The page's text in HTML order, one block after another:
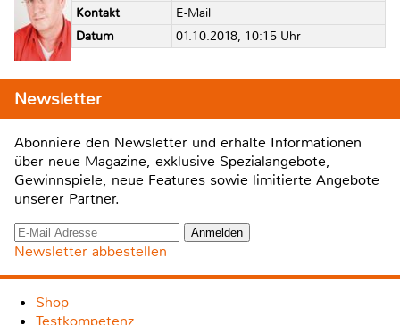
Kontakt
E-Mail
Datum
01.10.2018, 10:15 Uhr
Newsletter
Abonniere den Newsletter und erhalte Informationen
über neue Magazine, exklusive Spezialangebote,
Gewinnspiele, neue Features sowie limitierte Angebote
unserer Partner.
Newsletter abbestellen
Shop
Testkompetenz